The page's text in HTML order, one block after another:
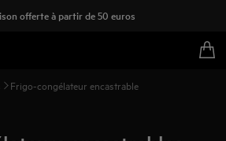
offerte à partir de 50 euros
Frigo-congélateur encastrable